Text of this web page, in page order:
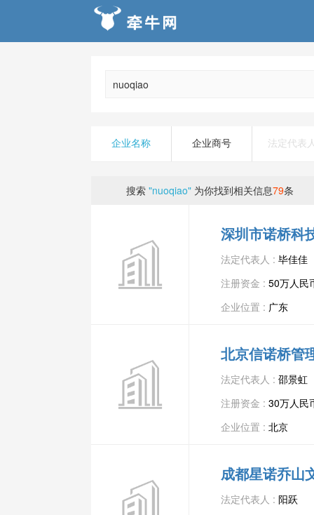
企业名称 企业商号 法定代表
搜索 "nuoqiao" 为你找到相关信息79条
深圳市诺桥科
法定代表人 : 毕佳佳
注册资金 : 50万人民
企业位置 : 广东
北京信诺桥管
法定代表人 : 邵景虹
注册资金 : 30万人民
企业位置 : 北京
成都星诺乔山
法定代表人 : 阳跃